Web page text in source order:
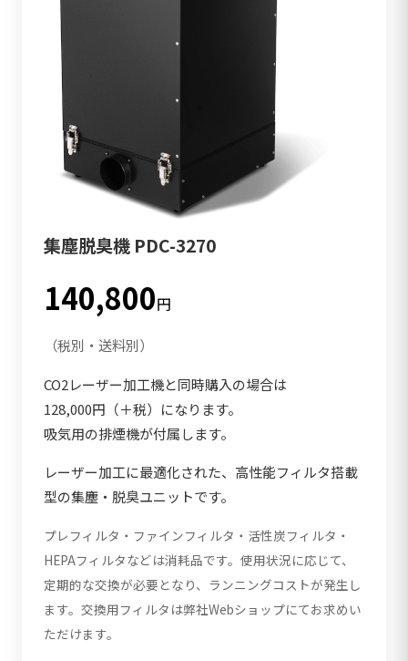
集塵脱臭機 PDC-3270
140,800円
（税別・送料別）
CO2レーザー加工機と同時購入の場合は
128,000円（＋税）になります。
吸気用の排煙機が付属します。
レーザー加工に最適化された、高性能フィルタ搭載
型の集塵・脱臭ユニットです。
プレフィルタ・ファインフィルタ・活性炭フィルタ・
HEPAフィルタなどは消耗品です。使用状況に応じて、
定期的な交換が必要となり、ランニングコストが発生し
ます。交換用フィルタは弊社Webショップにてお求めい
ただけます。